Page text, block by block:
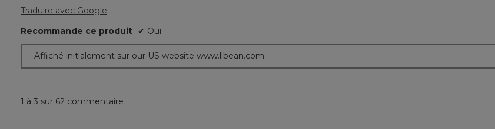
Traduire avec Google
Recommande ce produit ✔ Oui
Affiché initialement sur our US website www.llbean.com
1 à 3 sur 62 commentaire